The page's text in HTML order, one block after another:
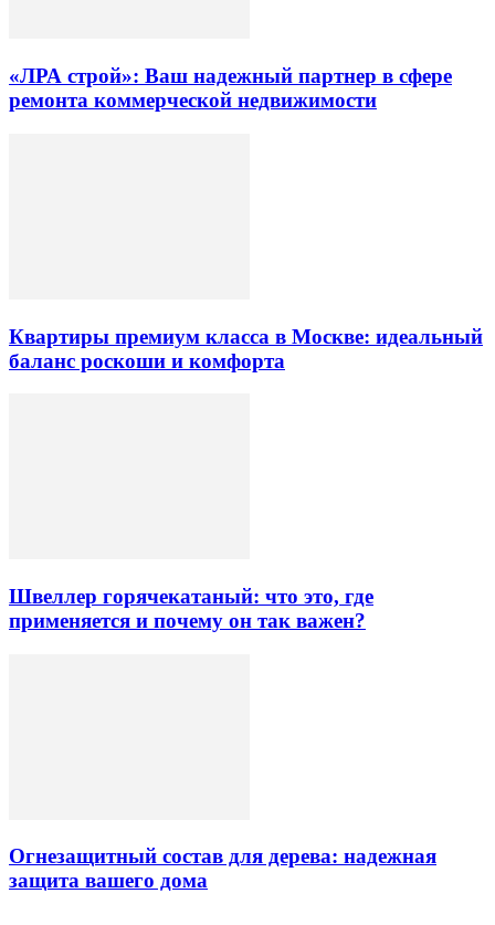
«ЛРА строй»: Ваш надежный партнер в сфере
ремонта коммерческой недвижимости
Квартиры премиум класса в Москве: идеальный
баланс роскоши и комфорта
Швеллер горячекатаный: что это, где
применяется и почему он так важен?
Огнезащитный состав для дерева: надежная
защита вашего дома